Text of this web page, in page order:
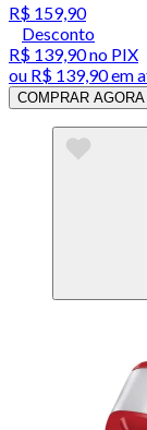
R$ 159,90
Desconto
R$ 139,90no PIX
ou R$ 139,90em
COMPRAR AGORA